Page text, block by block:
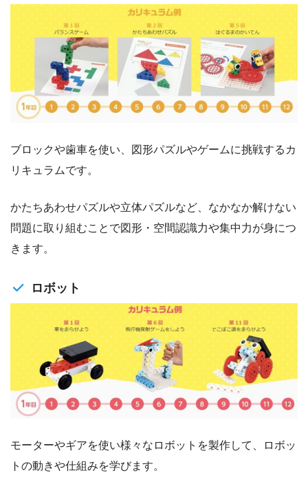
ブロックや歯車を使い、図形パズルやゲームに挑戦するカ
リキュラムです。
かたちあわせパズルや立体パズルなど、なかなか解けない
問題に取り組むことで図形・空間認識力や集中力が身につ
きます。
ロボット
モーターやギアを使い様々なロボットを製作して、ロボッ
トの動きや仕組みを学びます。